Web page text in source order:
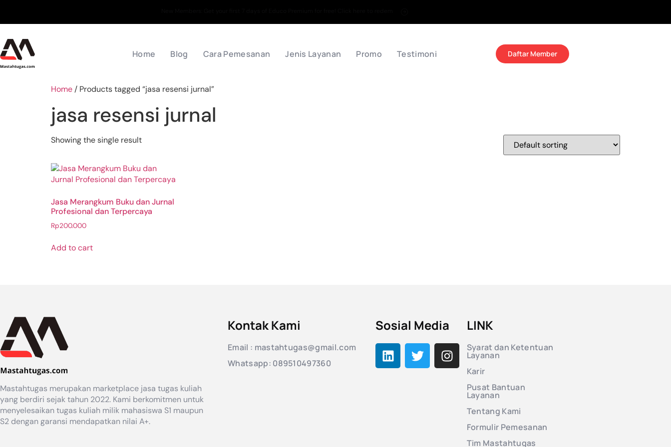
Home Blog Cara Pemesanan Jenis Layanan Promo Testimoni Daftar Member
Home / Products tagged “jasa resensi jurnal”
jasa resensi jurnal
Showing the single result
Jasa Merangkum Buku dan Jurnal
Profesional dan Terpercaya
Rp200.000
Add to cart
Mastahtugas merupakan marketplace jasa tugas kuliah
yang berdiri sejak tahun 2022. Kami berkomitmen untuk
menyelesaikan tugas kuliah milik mahasiswa S1 maupun
S2 dengan garansi mendapatkan nilai A+.
Kontak Kami
Email : mastahtugas@gmail.com
Whatsapp: 089510497360
Sosial Media LINK
Syarat dan Ketentuan
Layanan
Karir
Pusat Bantuan
Layanan
Tentang Kami
Formulir Pemesanan
Tim Mastahtugas